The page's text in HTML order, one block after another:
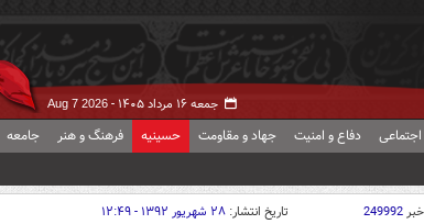
جمعه ۱۶ مرداد ۱۴۰۵ - Aug 7 2026
دفاع و امنیت جهاد و مقاومت حسینیه فرهنگ و هنر جامعه
249992 تاریخ انتشار: ۲۸ شهریور ۱۳۹۲ - ۱۲:۴۹